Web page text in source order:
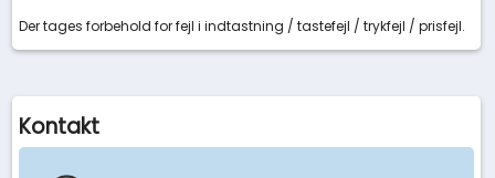
Der tages forbehold for fejl i indtastning / tastefejl / trykfejl / prisfejl.
Kontakt